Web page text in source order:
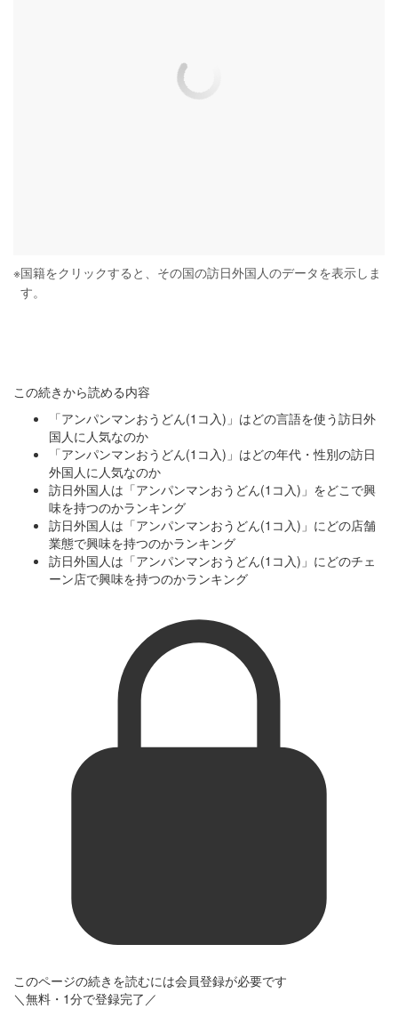
※国籍をクリックすると、その国の訪日外国人のデータを表示しま
す。
この続きから読める内容
「アンパンマンおうどん(1コ入)」はどの言語を使う訪日外
国人に人気なのか
「アンパンマンおうどん(1コ入)」はどの年代・性別の訪日
外国人に人気なのか
訪日外国人は「アンパンマンおうどん(1コ入)」をどこで興
味を持つのかランキング
訪日外国人は「アンパンマンおうどん(1コ入)」にどの店舗
業態で興味を持つのかランキング
訪日外国人は「アンパンマンおうどん(1コ入)」にどのチェ
ーン店で興味を持つのかランキング
このページの続きを読むには会員登録が必要です
＼無料・1分で登録完了／